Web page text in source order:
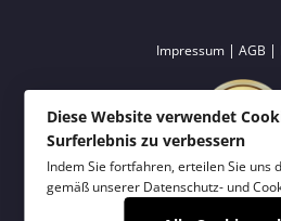
Impressum | AGB |
Diese Website verwendet
Surferlebnis zu verbessern
Indem Sie fortfahren, erteilen Sie uns
gemäß unserer Datenschutz- und